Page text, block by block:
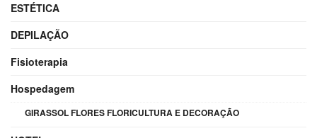
ESTÉTICA
DEPILAÇÃO
Fisioterapia
Hospedagem
GIRASSOL FLORES FLORICULTURA E DECORAÇÃO